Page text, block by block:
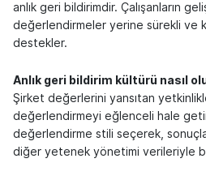
anlık geri bildirimdir. Çalışanların
değerlendirmeler yerine sürekli ve
destekler.
Anlık geri bildirim kültürü nasıl
Şirket değerlerini yansıtan
değerlendirmeyi eğlenceli hale
değerlendirme stili seçerek,
diğer yetenek yönetimi verileriyle